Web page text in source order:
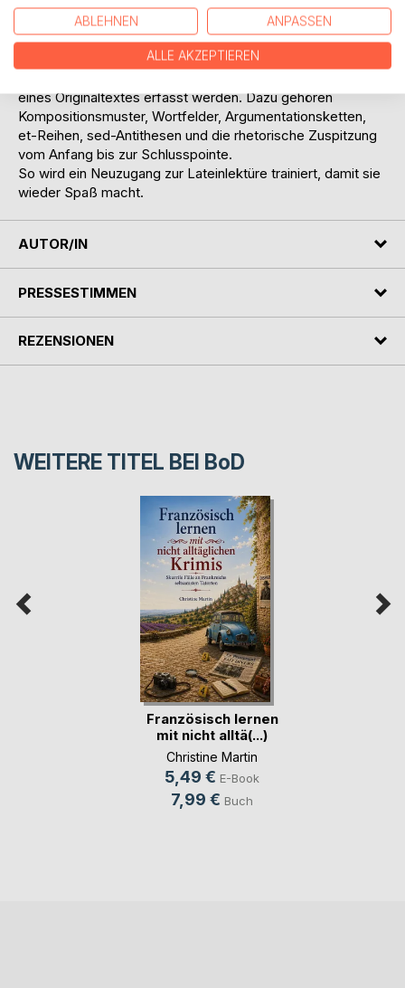
Lern- und Verständnis-Techniken sind den einzelnen
Klassenstufen zugeordnet.
Um einen Textinhalt zu verstehen, muss neben der
eines Originaltextes erfasst werden. Dazu gehören
Kompositionsmuster, Wortfelder, Argumentationsketten,
et-Reihen, sed-Antithesen und die rhetorische Zuspitzung
vom Anfang bis zur Schlusspointe.
So wird ein Neuzugang zur Lateinlektüre trainiert, damit sie
wieder Spaß macht.
AUTOR/IN
PRESSESTIMMEN
REZENSIONEN
WEITERE TITEL BEI BoD
Französisch lernen
mit nicht alltä(...)
Christine Martin
5,49 € E-Book
7,99 € Buch
ABLEHNEN ANPASSEN
ALLE AKZEPTIEREN